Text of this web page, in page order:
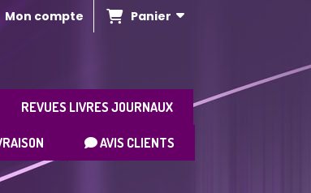
Mon compte Panier
REVUES LIVRES JOURNAUX
AVIS CLIENTS